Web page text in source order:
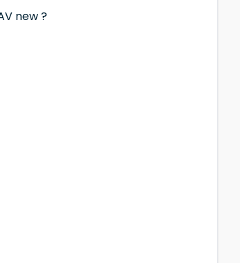
new ?